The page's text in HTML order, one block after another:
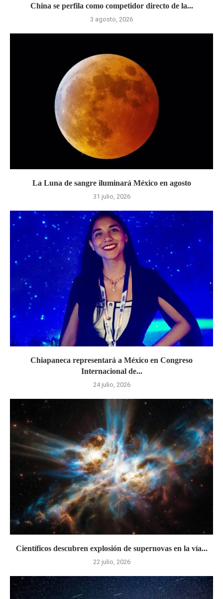
China se perfila como competidor directo de la...
3 agosto, 2026
La Luna de sangre iluminará México en agosto
31 julio, 2026
Chiapaneca representará a México en Congreso
Internacional de...
24 julio, 2026
Científicos descubren explosión de supernovas en la vía...
22 julio, 2026